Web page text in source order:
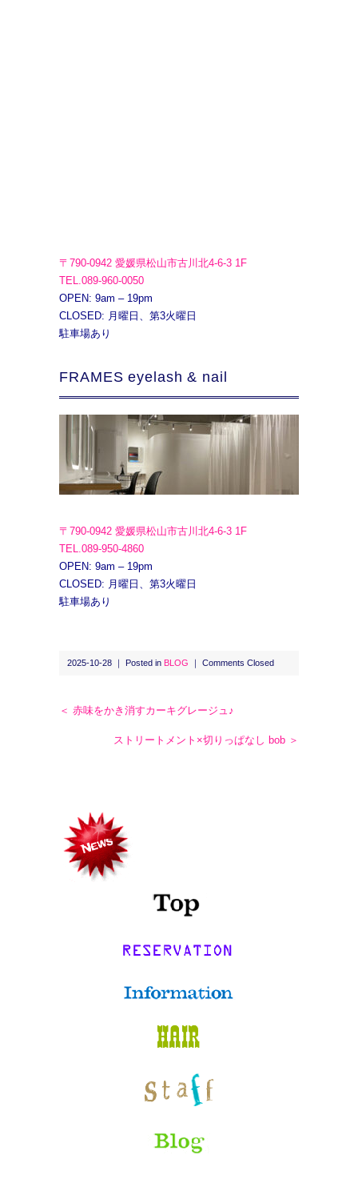
〒790-0942 愛媛県松山市古川北4-6-3 1F
TEL.089-960-0050
OPEN: 9am – 19pm
CLOSED: 月曜日、第3火曜日
駐車場あり
FRAMES eyelash & nail
〒790-0942 愛媛県松山市古川北4-6-3 1F
TEL.089-950-4860
OPEN: 9am – 19pm
CLOSED: 月曜日、第3火曜日
駐車場あり
2025-10-28 ｜ Posted in BLOG Comments Closed
＜ 赤味をかき消すカーキグレージュ♪
ストリートメント×切りっぱなし bob ＞